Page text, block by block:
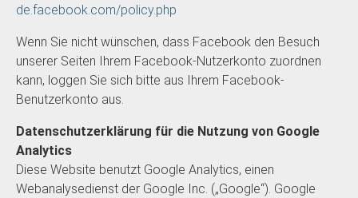
de.facebook.com/policy.php
Wenn Sie nicht wünschen, dass Facebook den Besuch
unserer Seiten Ihrem Facebook-Nutzerkonto zuordnen
kann, loggen Sie sich bitte aus Ihrem Facebook-
Benutzerkonto aus.
Datenschutzerklärung für die Nutzung von Google
Analytics
Diese Website benutzt Google Analytics, einen
Webanalysedienst der Google Inc. („Google“). Google